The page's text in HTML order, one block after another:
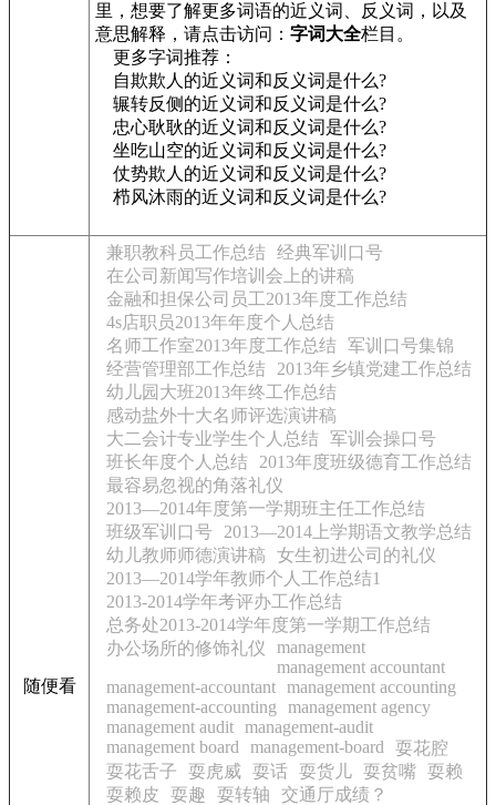
里，想要了解更多词语的近义词、反义词，以及
意思解释，请点击访问： 字词大全栏目。
更多字词推荐：
自欺欺人的近义词和反义词是什么?
辗转反侧的近义词和反义词是什么?
忠心耿耿的近义词和反义词是什么?
坐吃山空的近义词和反义词是什么?
仗势欺人的近义词和反义词是什么?
栉风沐雨的近义词和反义词是什么?
随便看
兼职教科员工作总结 经典军训口号
在公司新闻写作培训会上的讲稿
金融和担保公司员工2013年度工作总结
4s店职员2013年年度个人总结
名师工作室2013年度工作总结 军训口号集锦
经营管理部工作总结
2013年乡镇党建工作总结
幼儿园大班2013年终工作总结
感动盐外十大名师评选演讲稿
大二会计专业学生个人总结 军训会操口号
班长年度个人总结
2013年度班级德育工作总结
最容易忽视的角落礼仪
2013—2014年度第一学期班主任工作总结
班级军训口号
2013—2014上学期语文教学总结
幼儿教师师德演讲稿
女生初进公司的礼仪
2013—2014学年教师个人工作总结1
2013-2014学年考评办工作总结
总务处2013-2014学年度第一学期工作总结
办公场所的修饰礼仪
management
management accountant
management-accountant management accounting
management-accounting
management agency
management audit management-audit
management board
management-board
耍花腔
耍花舌子
耍虎威 耍话 耍货儿 耍贫嘴 耍赖
耍赖皮
耍趣 耍转轴
交通厅成绩？